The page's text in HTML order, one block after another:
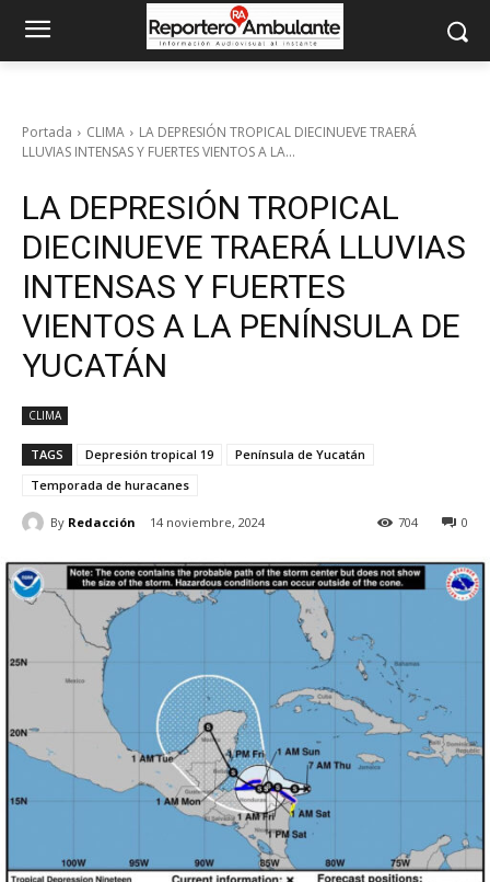
Portada CLIMA
LA DEPRESIÓN TROPICAL DIECINUEVE TRAERÁ
LLUVIAS INTENSAS Y FUERTES VIENTOS A LA...
LA DEPRESIÓN TROPICAL
DIECINUEVE TRAERÁ LLUVIAS
INTENSAS Y FUERTES
VIENTOS A LA PENÍNSULA DE
YUCATÁN
CLIMA
TAGS Depresión tropical 19
Península de Yucatán
Temporada de huracanes
By Redacción 14 noviembre, 2024 0
704